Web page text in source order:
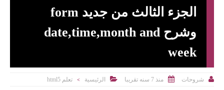
الجزء الثالث من جديد form
وشرح date,time,month and
week
 شروحات  منذ 7 سنه تقريبا  الرئيسية > تعلم html5